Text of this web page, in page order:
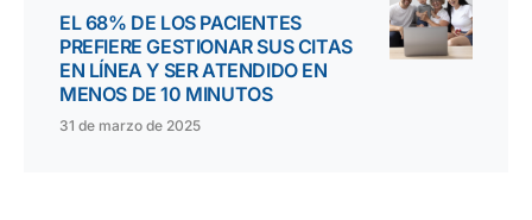
EL 68% DE LOS PACIENTES
PREFIERE GESTIONAR SUS CITAS
EN LÍNEA Y SER ATENDIDO EN
MENOS DE 10 MINUTOS
31 de marzo de 2025